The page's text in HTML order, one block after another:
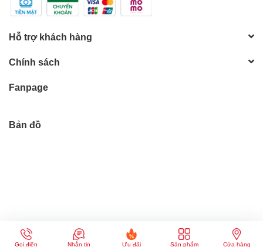
Hỗ trợ khách hàng
Chính sách
Fanpage
Bản đồ
© Bản quyền thuộc về KIM CÚC PLAZA | Cung cấp bởi Sapo
Gọi điện Nhắn tin Ưu đãi Sản phẩm Cửa hàng